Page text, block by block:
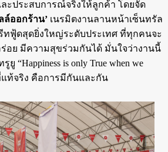
ะประสบการณ์จริงให้ลูกค้า โดยจัด
ออกร้าน’เนรมิตงานลานหน้าเซ็นทรัล
ทฟู้ดสุดยิ่งใหญ่ระดับประเทศ ที่ทุกคนจะ
อย มีความสุขร่วมกันได้ มั่นใจว่างานนี้
“Happiness is only True when we
แท้จริง คือการมีกันและกัน